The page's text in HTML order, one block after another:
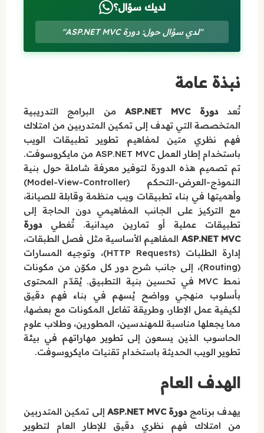
لديك سؤال؟
"لدي سؤال حول: دورة ASP.NET MVC"
نبذة عامة
تُعددورة ASP.NET MVC
من البرامج التدريبية
المتخصصة التي تهدف إلى تمكين المتدربين من امتلاك
فهم نظري متين لمفاهيم تطوير تطبيقات الويب
باستخدام إطار العمل ASP.NET MVC من مايكروسوفت.
تم تصميم هذه الدورة لتوفير معرفة شاملة حول بنية
النموذج-العرض-التحكم (Model-View-Controller)
وأهميتها في بناء تطبيقات ويب منظمة وقابلة للصيانة،
مع التركيز على الجانب المفاهيمي دون الحاجة إلى
تطبيقات عملية أو تمارين ميدانية. تُغطيدورة
ASP.NET MVC المفاهيم الأساسية مثل فصل الطبقات،
إدارة الطلبات (HTTP Requests)، وتوجيه المسارات
(Routing)، إلى جانب شرح دور كل مكوّن من مكونات
نمط MVC في تحسين بنية التطبيق. يُقدّم المحتوى
بأسلوب منهجي وواضح يُسهم في بناء فهم دقيق
لكيفية عمل الإطار، وطريقة تفاعل المكونات مع بعضها،
مما يجعلها مناسبة للمهندسين، المطورين، وطلاب علوم
الحاسوب الذين يسعون إلى تطوير مهاراتهم في بيئة
تطوير الويب الحديثة باستخدام تقنيات مايكروسوفت.
الهدف العام
يهدف برنامجدورة ASP.NET MVC
إلى تمكين المتدربين
من امتلاك فهم نظري دقيق للإطار العام لتطوير